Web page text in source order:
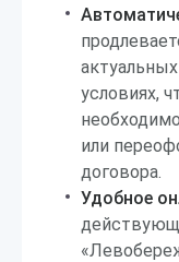
актуальных
условиях,
или
договора.
Удобное